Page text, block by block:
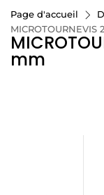
Page d'accueil
MICROTOURNEVIS
mm